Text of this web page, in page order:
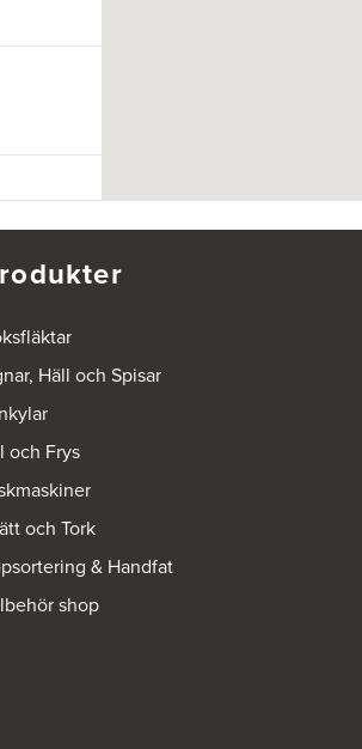
Häll och Spisar
och Frys
och Tork
& Handfat
shop